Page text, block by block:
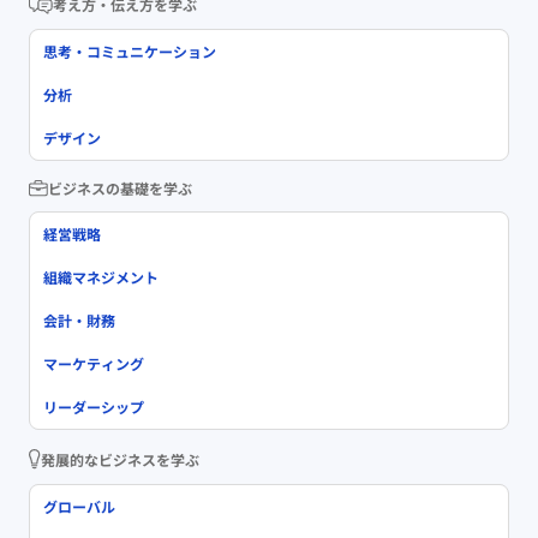
考え方・伝え方を学ぶ
思考・コミュニケーション
分析
デザイン
ビジネスの基礎を学ぶ
経営戦略
組織マネジメント
会計・財務
マーケティング
リーダーシップ
発展的なビジネスを学ぶ
グローバル